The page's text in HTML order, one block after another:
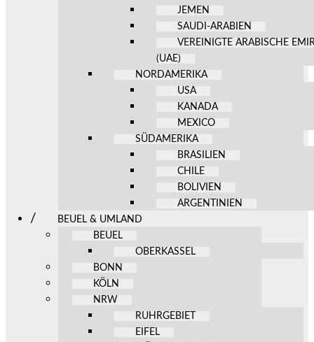
JEMEN
SAUDI-ARABIEN
VEREINIGTE ARABISCHE
(UAE)
NORDAMERIKA
USA
KANADA
MEXICO
SÜDAMERIKA
BRASILIEN
CHILE
BOLIVIEN
ARGENTINIEN
BEUEL & UMLAND
BEUEL
OBERKASSEL
BONN
KÖLN
NRW
RUHRGEBIET
EIFEL